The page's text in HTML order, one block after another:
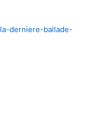
derniere-ballade-